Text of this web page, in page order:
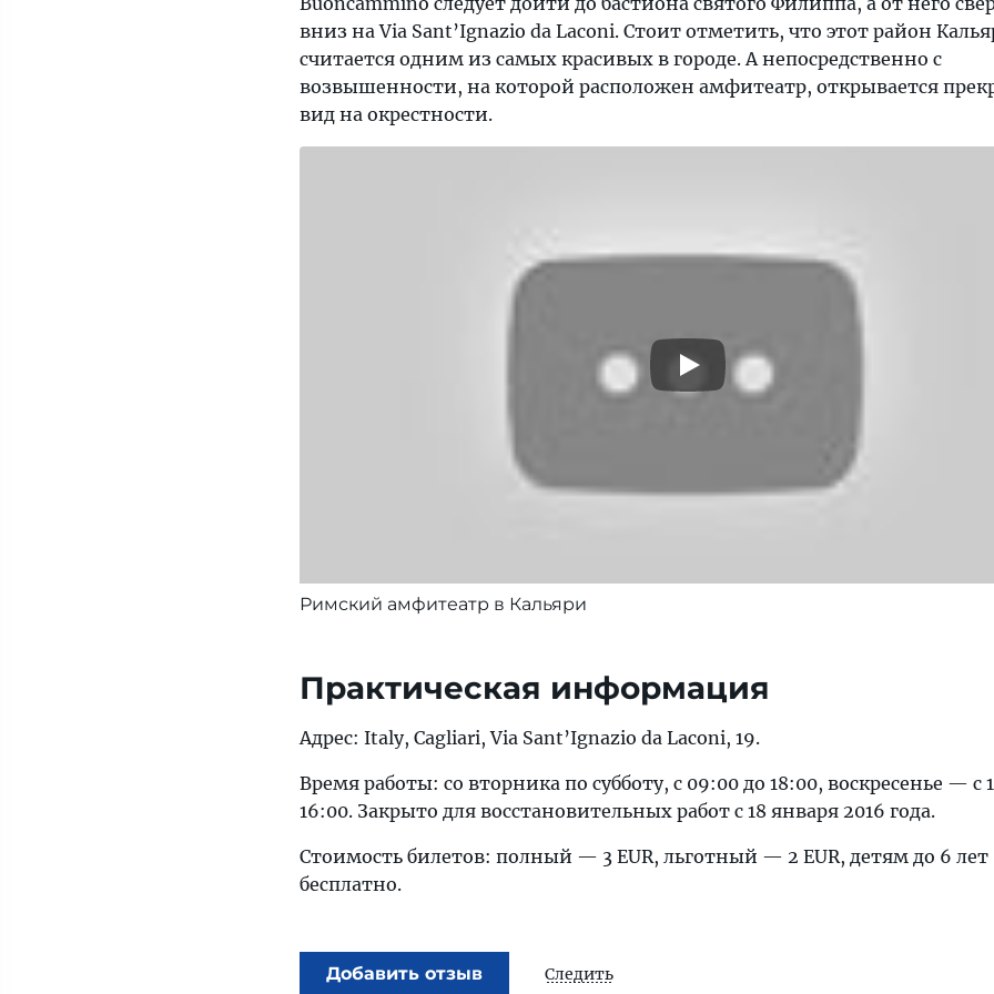
вниз на Via Sant’Ignazio da Laconi. Стоит отметить, что этот район
считается одним из самых красивых в городе. А непосредственно с
возвышенности, на которой расположен амфитеатр, открывается
вид на окрестности.
Римский амфитеатр в Кальяри
Практическая информация
Адрес: Italy, Cagliari, Via Sant’Ignazio da Laconi, 19.
Время работы: со вторника по субботу, с 09:00 до 18:00, воскресенье — с
16:00. Закрыто для восстановительных работ с 18 января 2016 года.
Стоимость билетов: полный — 3 EUR, льготный — 2 EUR, детям до 6 лет
бесплатно.
Добавить отзыв Следить